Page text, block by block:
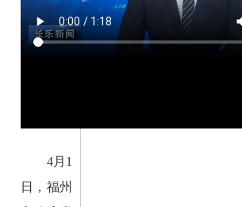
4月1
日，福州